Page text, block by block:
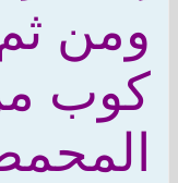
ومن
كوب